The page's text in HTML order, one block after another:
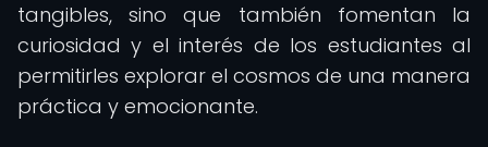
tangibles, sino que también fomentan la
curiosidad y el interés de los estudiantes al
permitirles explorar el cosmos de una manera
práctica y emocionante.